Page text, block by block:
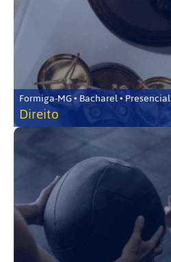
Formiga-MG • Bacharel • Presencial
Direito